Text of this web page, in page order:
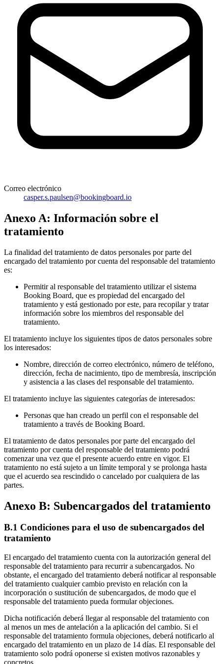
Correo electrónico
casper.s.paulsen@bookingboard.io
Anexo A: Información sobre el
tratamiento
La finalidad del tratamiento de datos personales por parte del
encargado del tratamiento por cuenta del responsable del tratamiento
es:
Permitir al responsable del tratamiento utilizar el sistema
Booking Board, que es propiedad del encargado del
tratamiento y está gestionado por este, para recopilar y tratar
información sobre los miembros del responsable del
tratamiento.
El tratamiento incluye los siguientes tipos de datos personales sobre
los interesados:
Nombre, dirección de correo electrónico, número de teléfono,
dirección, fecha de nacimiento, tipo de membresía, inscripción
y asistencia a las clases del responsable del tratamiento.
El tratamiento incluye las siguientes categorías de interesados:
Personas que han creado un perfil con el responsable del
tratamiento a través de Booking Board.
El tratamiento de datos personales por parte del encargado del
tratamiento por cuenta del responsable del tratamiento podrá
comenzar una vez que el presente acuerdo entre en vigor. El
tratamiento no está sujeto a un límite temporal y se prolonga hasta
que el acuerdo sea rescindido o cancelado por cualquiera de las
partes.
Anexo B: Subencargados del tratamiento
B.1 Condiciones para el uso de subencargados del
tratamiento
El encargado del tratamiento cuenta con la autorización general del
responsable del tratamiento para recurrir a subencargados. No
obstante, el encargado del tratamiento deberá notificar al responsable
del tratamiento cualquier cambio previsto en relación con la
incorporación o sustitución de subencargados, de modo que el
responsable del tratamiento pueda formular objeciones.
Dicha notificación deberá llegar al responsable del tratamiento con
al menos un mes de antelación a la aplicación del cambio. Si el
responsable del tratamiento formula objeciones, deberá notificarlo al
encargado del tratamiento en un plazo de 14 días. El responsable del
tratamiento solo podrá oponerse si existen motivos razonables y